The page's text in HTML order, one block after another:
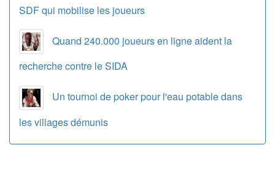
SDF qui mobilise les joueurs
Quand 240.000 joueurs en ligne aident la
recherche contre le SIDA
Un tournoi de poker pour l'eau potable dans
les villages démunis